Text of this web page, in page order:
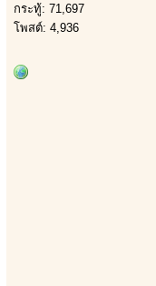
กระทู้: 71,697
โพสต์: 4,936